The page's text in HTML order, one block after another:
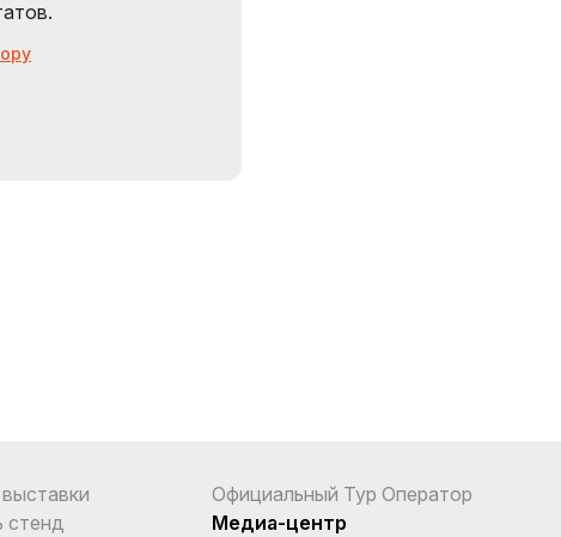
стенд
Официальный Тур Оператор
Медиа-центр